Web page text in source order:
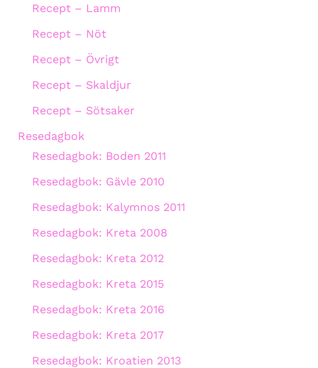
Recept – Lamm
Recept – Nöt
Recept – Övrigt
Recept – Skaldjur
Recept – Sötsaker
Resedagbok
Resedagbok: Boden 2011
Resedagbok: Gävle 2010
Resedagbok: Kalymnos 2011
Resedagbok: Kreta 2008
Resedagbok: Kreta 2012
Resedagbok: Kreta 2015
Resedagbok: Kreta 2016
Resedagbok: Kreta 2017
Resedagbok: Kroatien 2013